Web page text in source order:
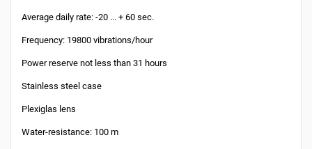
Average daily rate: -20 ... + 60 sec.
Frequency: 19800 vibrations/hour
Power reserve not less than 31 hours
Stainless steel case
Plexiglas lens
Water-resistance: 100 m